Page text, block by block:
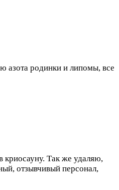
родинки и липомы, все
Так же удаляю,
отзывчивый персонал,